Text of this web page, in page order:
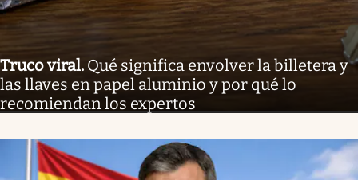
Truco viral. Qué significa envolver la billetera y
las llaves en papel aluminio y por qué lo
recomiendan los expertos